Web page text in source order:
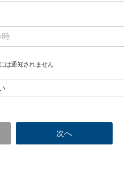
は通知されません